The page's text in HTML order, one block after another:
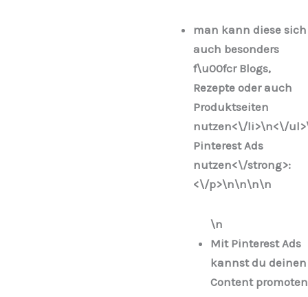
man kann diese sich
auch besonders
f\u00fcr Blogs,
Rezepte oder auch
Produktseiten
nutzen<\/li>\n<\/
Pinterest Ads
nutzen<\/strong>:
<\/p>\n\n\n\n
\n
Mit Pinterest Ads
kannst du deinen
Content promoten